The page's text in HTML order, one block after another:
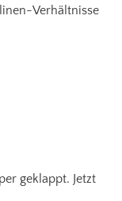
Verhältnisse
geklappt. Jetzt